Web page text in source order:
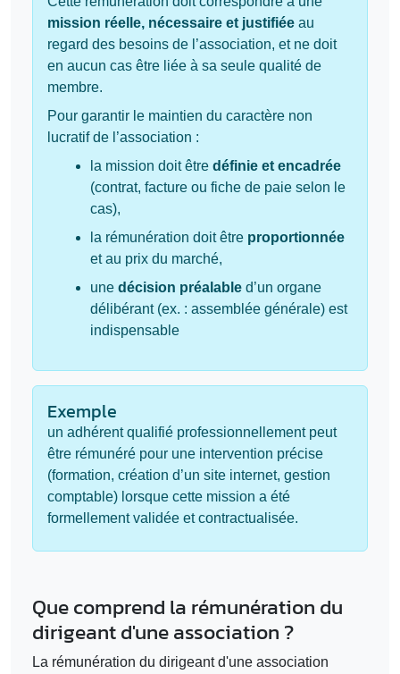
mission réelle, nécessaire et justifiée au
regard des besoins de l’association, et ne doit
en aucun cas être liée à sa seule qualité de
membre.
Pour garantir le maintien du caractère non
lucratif de l’association :
la mission doit être définie et encadrée
(contrat, facture ou fiche de paie selon le
cas),
la rémunération doit être proportionnée
et au prix du marché,
une décision préalable d’un organe
délibérant (ex. : assemblée générale) est
indispensable
Exemple
un adhérent qualifié professionnellement peut
être rémunéré pour une intervention précise
(formation, création d’un site internet, gestion
comptable) lorsque cette mission a été
formellement validée et contractualisée.
Que comprend la rémunération du
dirigeant d'une association ?
La rémunération du dirigeant d'une association